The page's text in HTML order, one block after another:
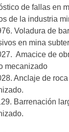
de fallas en
de la industria
Voladura de
en mina
Amacice de
mecanizado
Anclaje de
Barrenación